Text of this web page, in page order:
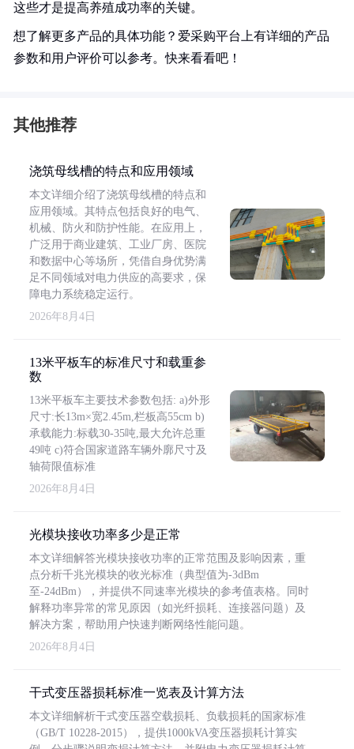
这些才是提高养殖成功率的关键。
想了解更多产品的具体功能？爱采购平台上有详细的产品
参数和用户评价可以参考。快来看看吧！
其他推荐
浇筑母线槽的特点和应用领域
本文详细介绍了浇筑母线槽的特点和
应用领域。其特点包括良好的电气、
机械、防火和防护性能。在应用上，
广泛用于商业建筑、工业厂房、医院
和数据中心等场所，凭借自身优势满
足不同领域对电力供应的高要求，保
障电力系统稳定运行。
2026年8月4日
13米平板车的标准尺寸和载重参
数
13米平板车主要技术参数包括: a)外形
尺寸:长13m×宽2.45m,栏板高55cm b)
承载能力:标载30-35吨,最大允许总重
49吨 c)符合国家道路车辆外廓尺寸及
轴荷限值标准
2026年8月4日
光模块接收功率多少是正常
本文详细解答光模块接收功率的正常范围及影响因素，重
点分析千兆光模块的收光标准（典型值为-3dBm
至-24dBm），并提供不同速率光模块的参考值表格。同时
解释功率异常的常见原因（如光纤损耗、连接器问题）及
解决方案，帮助用户快速判断网络性能问题。
2026年8月4日
干式变压器损耗标准一览表及计算方法
本文详细解析干式变压器空载损耗、负载损耗的国家标准
（GB/T 10228-2015），提供1000kVA变压器损耗计算实